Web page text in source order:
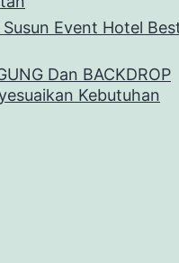
Susun Event Hotel
Dan BACKDROP
Kebutuhan